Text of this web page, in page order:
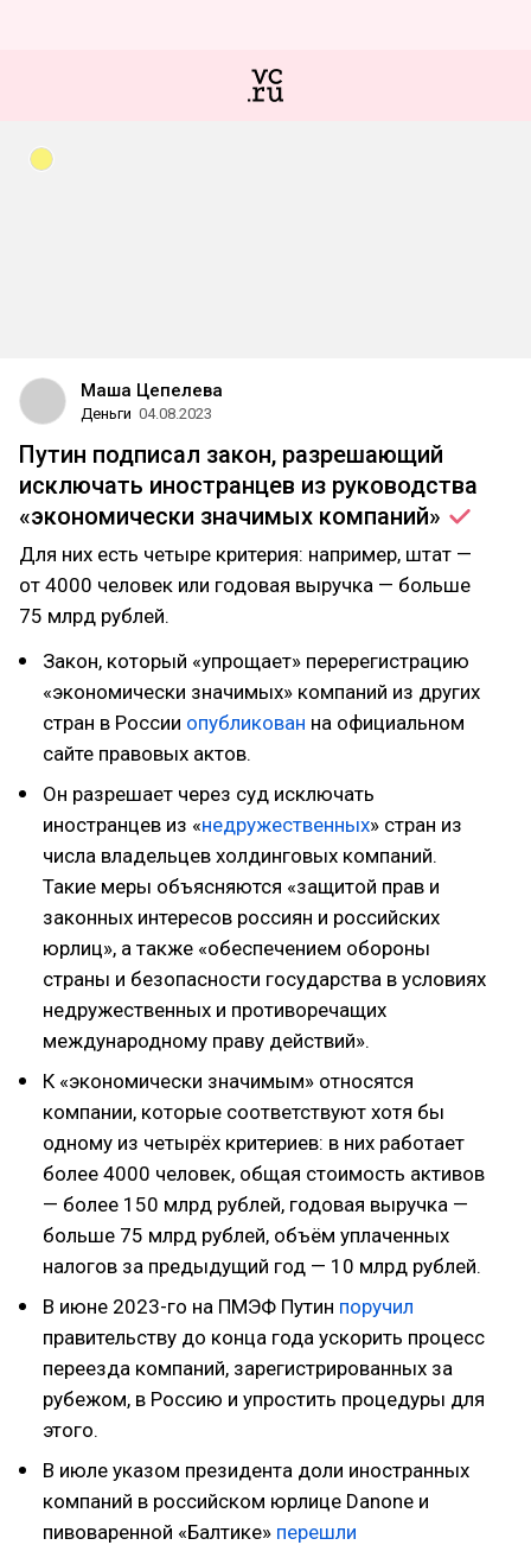
Маша Цепелева
Деньги 04.08.2023
Путин подписал закон, разрешающий
исключать иностранцев из руководства
«экономически значимых компаний»
Для них есть четыре критерия: например, штат —
от 4000 человек или годовая выручка — больше
75 млрд рублей.
Закон, который «упрощает» перерегистрацию
«экономически значимых» компаний из других
стран в России опубликован на официальном
сайте правовых актов.
Он разрешает через суд исключать
иностранцев из «недружественных» стран из
числа владельцев холдинговых компаний.
Такие меры объясняются «защитой прав и
законных интересов россиян и российских
юрлиц», а также «обеспечением обороны
страны и безопасности государства в условиях
недружественных и противоречащих
международному праву действий».
К «экономически значимым» относятся
компании, которые соответствуют хотя бы
одному из четырёх критериев: в них работает
более 4000 человек, общая стоимость активов
— более 150 млрд рублей, годовая выручка —
больше 75 млрд рублей, объём уплаченных
налогов за предыдущий год — 10 млрд рублей.
В июне 2023-го на ПМЭФ Путин поручил
правительству до конца года ускорить процесс
переезда компаний, зарегистрированных за
рубежом, в Россию и упростить процедуры для
этого.
В июле указом президента доли иностранных
компаний в российском юрлице Danone и
пивоваренной «Балтике» перешли